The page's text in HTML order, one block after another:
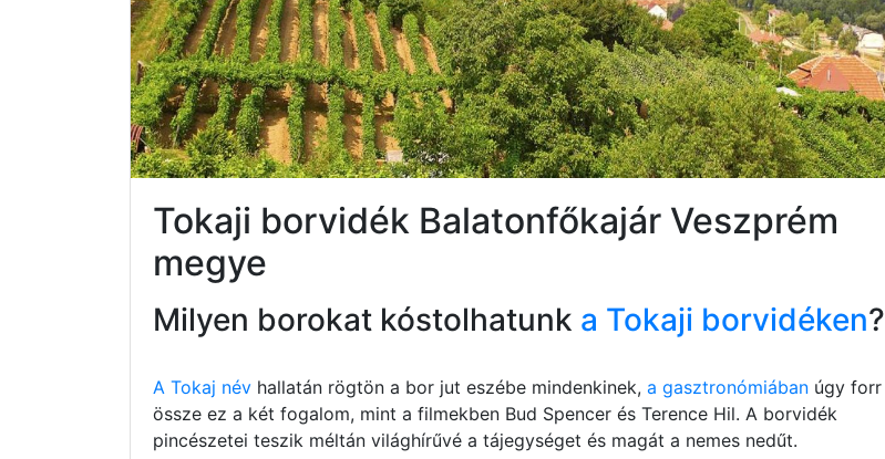
Tokaji borvidék Balatonfőkajár Veszprém
megye
Milyen borokat kóstolhatunk a Tokaji borvidéken?
A Tokaj név hallatán rögtön a bor jut eszébe mindenkinek, a gasztronómiában úgy forr
össze ez a két fogalom, mint a filmekben Bud Spencer és Terence Hil. A borvidék
pincészetei teszik méltán világhírűvé a tájegységet és magát a nemes nedűt.